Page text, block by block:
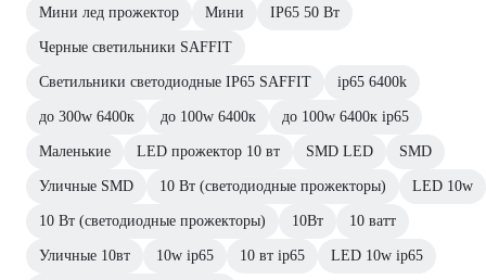
Мини лед прожектор Мини IP65 50 Вт
Черные светильники SAFFIT
Светильники светодиодные IP65 SAFFIT ip65 6400k
до 300w 6400к до 100w 6400к до 100w 6400к ip65
Маленькие LED прожектор 10 вт SMD LED SMD
Уличные SMD 10 Вт (светодиодные прожекторы) LED 10w
10 Вт (светодиодные прожекторы) 10Вт 10 ватт
Уличные 10вт 10w ip65 10 вт ip65 LED 10w ip65